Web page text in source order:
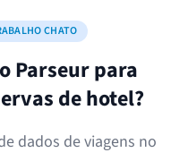
CHATO
Parseur para
de hotel?
dados de viagens no